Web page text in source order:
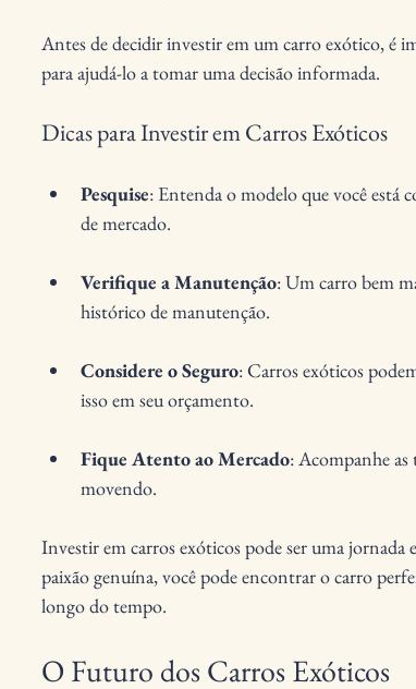
Antes de decidir investir em um carro exótico, é
para ajudá-lo a tomar uma decisão informada.
Dicas para Investir em Carros Exóticos
Pesquise: Entenda o modelo que você está
de mercado.
Verifique a Manutenção: Um carro bem
histórico de manutenção.
Considere o Seguro: Carros exóticos
isso em seu orçamento.
Fique Atento ao Mercado: Acompanhe as
movendo.
Investir em carros exóticos pode ser uma
paixão genuína, você pode encontrar o carro
longo do tempo.
O Futuro dos Carros Exóticos